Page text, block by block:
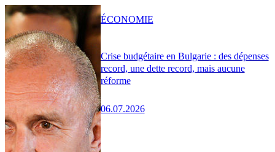
Crise budgétaire en Bulgarie : des dépenses
record, une dette record, mais aucune
réforme
06.07.2026
ÉCONOMIE